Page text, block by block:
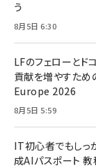
う
8月5日 6:30
LFのフェローとド
貢献を増やすため
Europe 2026
8月5日 5:59
IT初心者でもしっ
成AIパスポート 教